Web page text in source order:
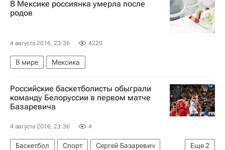
В Мексике россиянка умерла после
родов
4 августа 2016, 23:36 4220
В мире Мексика
Российские баскетболисты обыграли
команду Белоруссии в первом матче
Базаревича
4 августа 2016, 23:36 4
Еще2
Баскетбол Спорт
Сергей Базаревич